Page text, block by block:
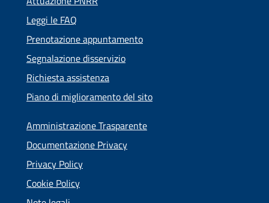
Leggi le FAQ
Prenotazione appuntamento
Segnalazione disservizio
Richiesta assistenza
Piano di miglioramento del sito
Amministrazione Trasparente
Documentazione Privacy
Privacy Policy
Cookie Policy